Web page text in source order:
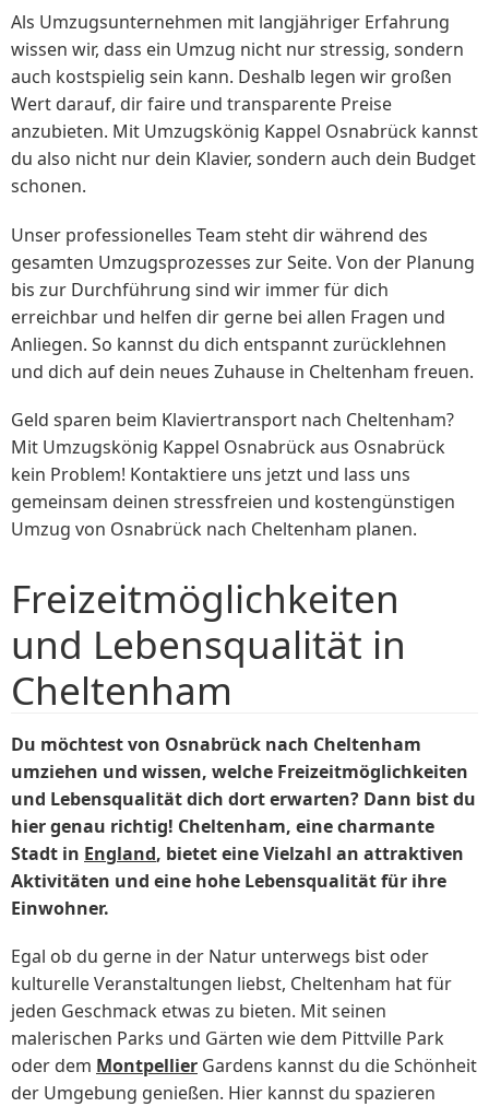
Als Umzugsunternehmen mit langjähriger Erfahrung
wissen wir, dass ein Umzug nicht nur stressig, sondern
auch kostspielig sein kann. Deshalb legen wir großen
Wert darauf, dir faire und transparente Preise
anzubieten. Mit Umzugskönig Kappel Osnabrück kannst
du also nicht nur dein Klavier, sondern auch dein Budget
schonen.
Unser professionelles Team steht dir während des
gesamten Umzugsprozesses zur Seite. Von der Planung
bis zur Durchführung sind wir immer für dich
erreichbar und helfen dir gerne bei allen Fragen und
Anliegen. So kannst du dich entspannt zurücklehnen
und dich auf dein neues Zuhause in Cheltenham freuen.
Geld sparen beim Klaviertransport nach Cheltenham?
Mit Umzugskönig Kappel Osnabrück aus Osnabrück
kein Problem! Kontaktiere uns jetzt und lass uns
gemeinsam deinen stressfreien und kostengünstigen
Umzug von Osnabrück nach Cheltenham planen.
Freizeitmöglichkeiten
und Lebensqualität in
Cheltenham
Du möchtest von Osnabrück nach Cheltenham
umziehen und wissen, welche Freizeitmöglichkeiten
und Lebensqualität dich dort erwarten? Dann bist du
hier genau richtig! Cheltenham, eine charmante
Stadt in England, bietet eine Vielzahl an attraktiven
Aktivitäten und eine hohe Lebensqualität für ihre
Einwohner.
Egal ob du gerne in der Natur unterwegs bist oder
kulturelle Veranstaltungen liebst, Cheltenham hat für
jeden Geschmack etwas zu bieten. Mit seinen
malerischen Parks und Gärten wie dem Pittville Park
oder dem Montpellier Gardens kannst du die Schönheit
der Umgebung genießen. Hier kannst du spazieren